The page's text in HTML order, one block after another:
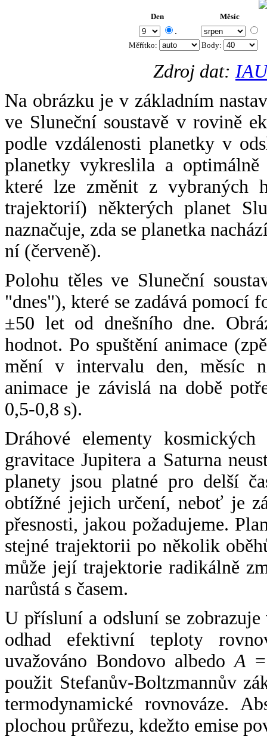
Den Měsíc
.
Měřítko: Body:
Zdroj dat:
Na obrázku je v základním
ve Sluneční soustavě v rovině
podle vzdálenosti planetky v
planetky vykreslila a
které lze změnit z vybraných
trajektorií) některých planet
naznačuje, zda se planetka
ní (červeně).
Polohu těles ve Sluneční
"dnes"), které se zadává pomocí
±50 let od dnešního dne.
hodnot. Po spuštění animace
mění v intervalu den, měsíc
animace je závislá na době
0,5-0,8 s).
Dráhové elementy
gravitace Jupitera a Saturna
planety jsou platné pro delší
obtížné jejich určení, neboť je
přesnosti, jakou požadujeme.
stejné trajektorii po několik
může její trajektorie radikálně
narůstá s časem.
U přísluní a odsluní se
odhad efektivní teploty
uvažováno Bondovo albedoA
použit Stefanův-Boltzmannův
termodynamické rovnováze.
plochou průřezu, kdežto emise